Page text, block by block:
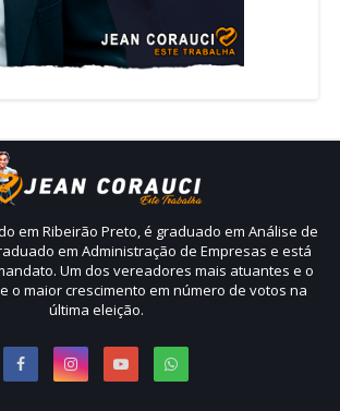
em Ribeirão Preto, é graduado em Análise de
em Administração de Empresas e está
Um dos vereadores mais atuantes e o
o maior crescimento em número de votos na
última eleição.